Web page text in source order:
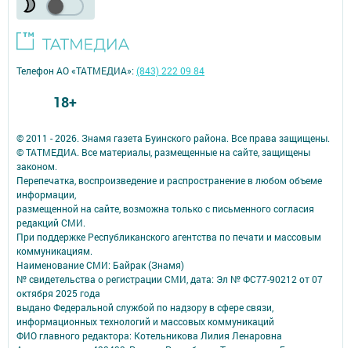
© 2011 - 2026. Знамя газета Буинского района. Все права защищены.
© ТАТМЕДИА. Все материалы, размещенные на сайте, защищены
законом.
Перепечатка, воспроизведение и распространение в любом объеме
информации,
размещенной на сайте, возможна только с письменного согласия
редакций СМИ.
При поддержке Республиканского агентства по печати и массовым
коммуникациям.
Наименование СМИ: Байрак (Знамя)
№ свидетельства о регистрации СМИ, дата: Эл № ФС77-90212 от 07
октября 2025 года
выдано Федеральной службой по надзору в сфере связи,
информационных технологий и массовых коммуникаций
ФИО главного редактора: Котельникова Лилия Ленаровна
Телефон АО «ТАТМЕДИА»:(843) 222 09 84
18+